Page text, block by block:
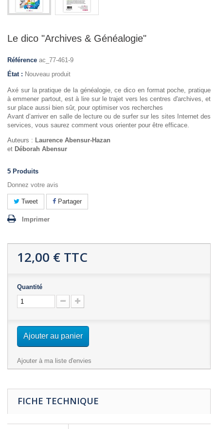
Le dico "Archives & Généalogie"
Référence ac_77-461-9
État : Nouveau produit
Axé sur la pratique de la généalogie, ce dico en format poche, pratique
à emmener partout, est à lire sur le trajet vers les centres d'archives, et
sur place aussi bien sûr, pour optimiser vos recherches
Avant d’arriver en salle de lecture ou de surfer sur les sites Internet des
services, vous saurez comment vous orienter pour être efficace.
Auteurs : Laurence Abensur-Hazan
et Déborah Abensur
5 Produits
Donnez votre avis
Tweet Partager
Imprimer
12,00 € TTC
Quantité
Ajouter au panier
Ajouter à ma liste d'envies
FICHE TECHNIQUE